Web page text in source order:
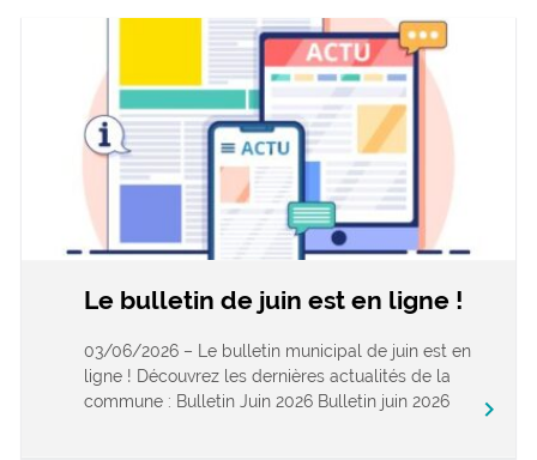
Le bulletin de juin est en ligne !
03/06/2026 – Le bulletin municipal de juin est en
ligne ! Découvrez les dernières actualités de la
commune : Bulletin Juin 2026 Bulletin juin 2026
keyboard_arrow_right